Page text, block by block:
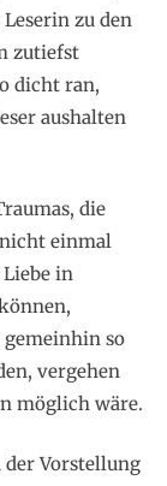
zu den
zutiefst
dicht ran,
aushalten
die
nicht einmal
in
so
vergehen
möglich wäre.
der Vorstellung